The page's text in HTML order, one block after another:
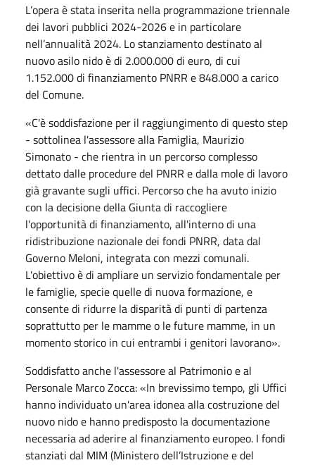
L’opera è stata inserita nella programmazione triennale
dei lavori pubblici 2024-2026 e in particolare
nell’annualità 2024. Lo stanziamento destinato al
nuovo asilo nido è di 2.000.000 di euro, di cui
1.152.000 di finanziamento PNRR e 848.000 a carico
del Comune.
«C'è soddisfazione per il raggiungimento di questo step
- sottolinea l'assessore alla Famiglia, Maurizio
Simonato - che rientra in un percorso complesso
dettato dalle procedure del PNRR e dalla mole di lavoro
già gravante sugli uffici. Percorso che ha avuto inizio
con la decisione della Giunta di raccogliere
l'opportunità di finanziamento, all'interno di una
ridistribuzione nazionale dei fondi PNRR, data dal
Governo Meloni, integrata con mezzi comunali.
L'obiettivo è di ampliare un servizio fondamentale per
le famiglie, specie quelle di nuova formazione, e
consente di ridurre la disparità di punti di partenza
soprattutto per le mamme o le future mamme, in un
momento storico in cui entrambi i genitori lavorano».
Soddisfatto anche l'assessore al Patrimonio e al
Personale Marco Zocca: «In brevissimo tempo, gli Uffici
hanno individuato un'area idonea alla costruzione del
nuovo nido e hanno predisposto la documentazione
necessaria ad aderire al finanziamento europeo. I fondi
stanziati dal MIM (Ministero dell’Istruzione e del